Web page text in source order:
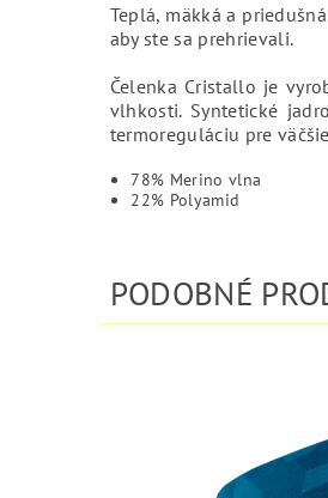
Teplá, mäkká a
aby ste sa prehrievali.
Čelenka Cristallo je
vlhkosti. Syntetické
termoreguláciu pre
78% Merino vlna
22% Polyamid
PODOBNÉ